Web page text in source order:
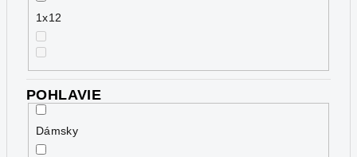
1x12
POHLAVIE
Dámsky